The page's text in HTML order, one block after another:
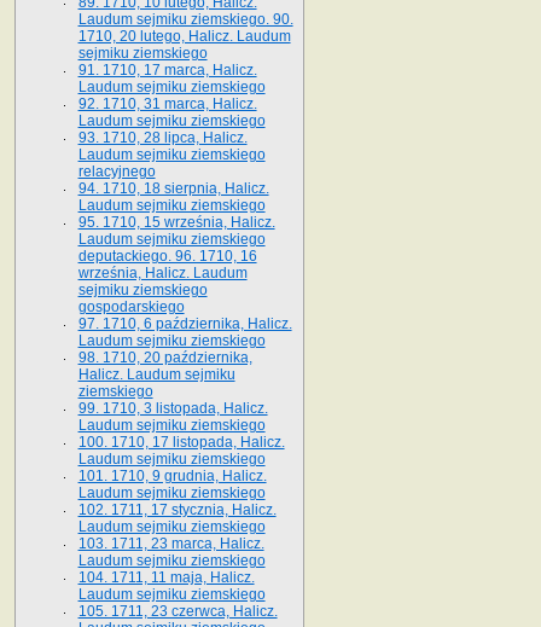
Laudum sejmiku ziemskiego. 90.
1710, 20 lutego, Halicz. Laudum
sejmiku ziemskiego
91. 1710, 17 marca, Halicz.
Laudum sejmiku ziemskiego
92. 1710, 31 marca, Halicz.
Laudum sejmiku ziemskiego
93. 1710, 28 lipca, Halicz.
Laudum sejmiku ziemskiego
relacyjnego
94. 1710, 18 sierpnia, Halicz.
Laudum sejmiku ziemskiego
95. 1710, 15 września, Halicz.
Laudum sejmiku ziemskiego
deputackiego. 96. 1710, 16
września, Halicz. Laudum
sejmiku ziemskiego
gospodarskiego
97. 1710, 6 października, Halicz.
Laudum sejmiku ziemskiego
98. 1710, 20 października,
Halicz. Laudum sejmiku
ziemskiego
99. 1710, 3 listopada, Halicz.
Laudum sejmiku ziemskiego
100. 1710, 17 listopada, Halicz.
Laudum sejmiku ziemskiego
101. 1710, 9 grudnia, Halicz.
Laudum sejmiku ziemskiego
102. 1711, 17 stycznia, Halicz.
Laudum sejmiku ziemskiego
103. 1711, 23 marca, Halicz.
Laudum sejmiku ziemskiego
104. 1711, 11 maja, Halicz.
Laudum sejmiku ziemskiego
105. 1711, 23 czerwca, Halicz.